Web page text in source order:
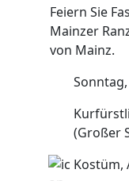
Feiern Sie
Mainzer
von Mainz.
(Großer
Kostüm,